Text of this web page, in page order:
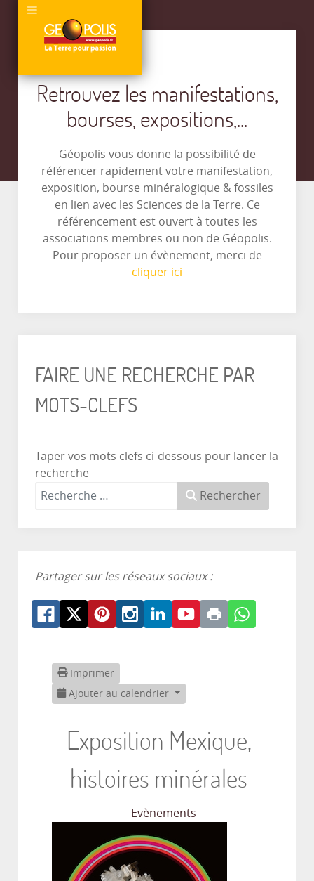
Retrouvez les manifestations,
bourses, expositions,...
Géopolis vous donne la possibilité de
référencer rapidement votre manifestation,
exposition, bourse minéralogique & fossiles
en lien avec les Sciences de la Terre. Ce
référencement est ouvert à toutes les
associations membres ou non de Géopolis.
Pour proposer un évènement, merci de
cliquer ici
FAIRE UNE RECHERCHE PAR
MOTS-CLEFS
Taper vos mots clefs ci-dessous pour lancer la
recherche
Rechercher
Partager sur les réseaux sociaux :
Imprimer
Ajouter au calendrier
Exposition Mexique,
histoires minérales
Evènements